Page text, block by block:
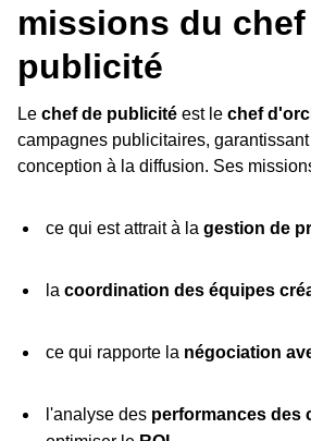
missions du chef
publicité
Le chef de publicité est le chef
campagnes publicitaires,
conception à la diffusion. Ses
ce qui est attrait à la gestion de
la coordination des équipes
ce qui rapporte la négociation
l'analyse des performances des